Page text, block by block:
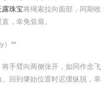
露珠宝将绳索拉向面部，同期收
，幸免耸肩。
）**
手臂向两侧张开，如同作念飞
回到肇始位置时迟缓纵脱，幸